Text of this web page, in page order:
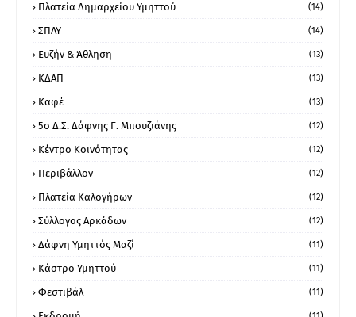
Πλατεία Δημαρχείου Υμηττού (14)
ΣΠΑΥ (14)
Ευζήν & Άθληση (13)
ΚΔΑΠ (13)
Καφέ (13)
5ο Δ.Σ. Δάφνης Γ. Μπουζιάνης (12)
Κέντρο Κοινότητας (12)
Περιβάλλον (12)
Πλατεία Καλογήρων (12)
Σύλλογος Αρκάδων (12)
Δάφνη Υμηττός Μαζί (11)
Κάστρο Υμηττού (11)
Φεστιβάλ (11)